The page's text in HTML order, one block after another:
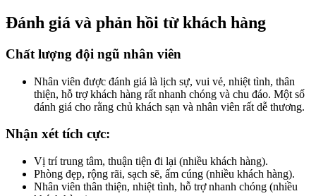
Đánh giá và phản hồi từ khách hàng
Chất lượng đội ngũ nhân viên
Nhân viên được đánh giá là lịch sự, vui vẻ, nhiệt tình, thân
thiện, hỗ trợ khách hàng rất nhanh chóng và chu đáo. Một số
đánh giá cho rằng chủ khách sạn và nhân viên rất dễ thương.
Nhận xét tích cực:
Vị trí trung tâm, thuận tiện đi lại (nhiều khách hàng).
Phòng đẹp, rộng rãi, sạch sẽ, ấm cúng (nhiều khách hàng).
Nhân viên thân thiện, nhiệt tình, hỗ trợ nhanh chóng (nhiều